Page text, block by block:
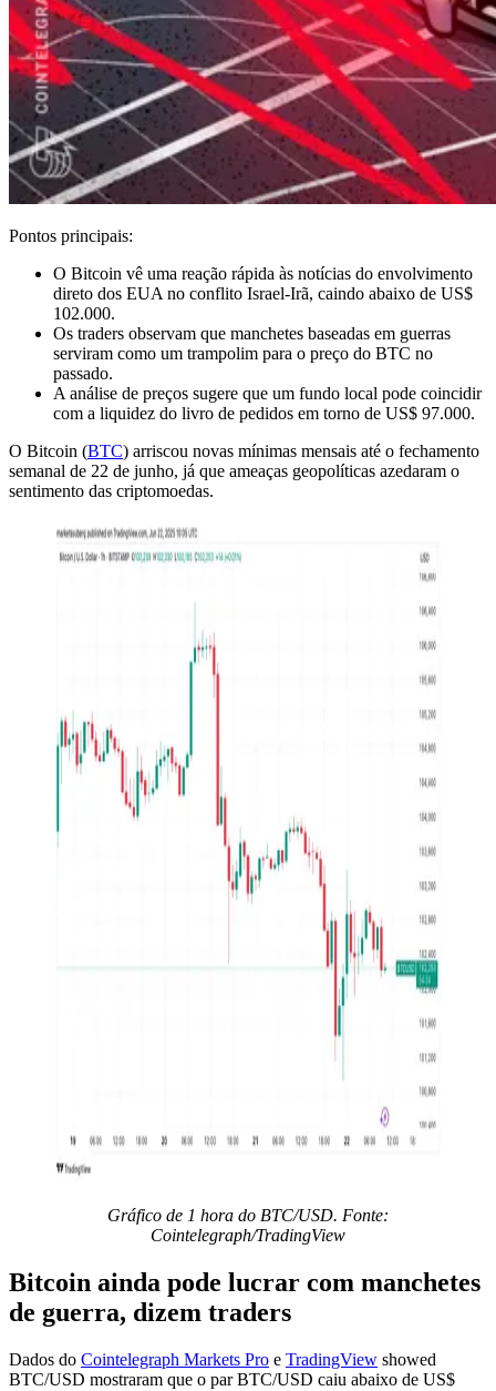
Pontos principais:
O Bitcoin vê uma reação rápida às notícias do envolvimento
direto dos EUA no conflito Israel-Irã, caindo abaixo de US$
102.000.
Os traders observam que manchetes baseadas em guerras
serviram como um trampolim para o preço do BTC no
passado.
A análise de preços sugere que um fundo local pode coincidir
com a liquidez do livro de pedidos em torno de US$ 97.000.
O Bitcoin (BTC) arriscou novas mínimas mensais até o fechamento
semanal de 22 de junho, já que ameaças geopolíticas azedaram o
sentimento das criptomoedas.
Gráfico de 1 hora do BTC/USD. Fonte:
Cointelegraph/TradingView
Bitcoin ainda pode lucrar com manchetes
de guerra, dizem traders
Dados do Cointelegraph Markets Pro e TradingView showed
BTC/USD mostraram que o par BTC/USD caiu abaixo de US$